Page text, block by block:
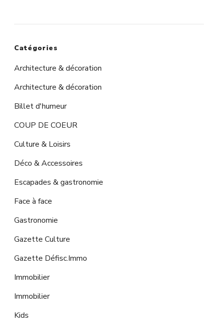
Catégories
Architecture & décoration
Architecture & décoration
Billet d'humeur
COUP DE COEUR
Culture & Loisirs
Déco & Accessoires
Escapades & gastronomie
Face à face
Gastronomie
Gazette Culture
Gazette Défisc.Immo
Immobilier
Immobilier
Kids